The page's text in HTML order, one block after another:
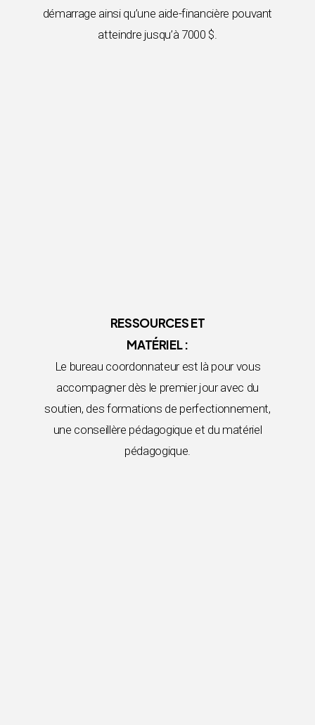
démarrage ainsi qu’une aide-financière pouvant
atteindre jusqu’à 7000 $.
RESSOURCES ET
MATÉRIEL :
Le bureau coordonnateur est là pour vous
accompagner dès le premier jour avec du
soutien, des formations de perfectionnement,
une conseillère pédagogique et du matériel
pédagogique.